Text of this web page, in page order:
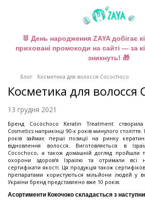
🐰 День народження ZAYA добігає
приховані промокоди на сайті — за
зникнуть! 🎁
Блог Косметика для волосся Cocochoco
Косметика для волосся
13 грудня 2021
Бренд Cocochoco Keratin Treatment
Cosmetics наприкінці 90-х років минулого
років займає перші позиції на ринку
відновлення волосся. Виготовляється в
Cocoсhoco, а також домашній догляд пройшли
охорони здоров'я Ізраїлю та отримали всі
сертифікати якості. Ця продукція також
препаратами користуються мільйони людей у
України бренд представлено вже 10 років.
Асортименти Кокочоко складається з